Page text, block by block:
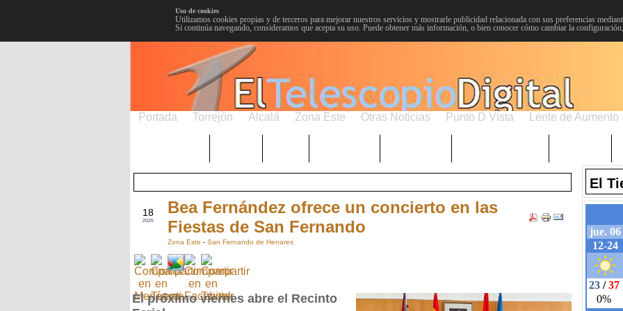
Uso de cookies
Utilizamos cookies propias y de terceros para mejorar nuestros servicios y mostrarle publicidad relacionada con sus preferencias
Si continúa navegando, consideramos que acepta su uso. Puede obtener más información, o bien conocer cómo cambiar la
Portada Torrejón Alcalá Zona Este Otras Noticias Punto D Vista Lente de Aumento
18
2025
Bea Fernández ofrece un concierto en las
Fiestas de San Fernando
Zona Este - San Fernando de Henares
El próximo viernes abre el Recinto
El